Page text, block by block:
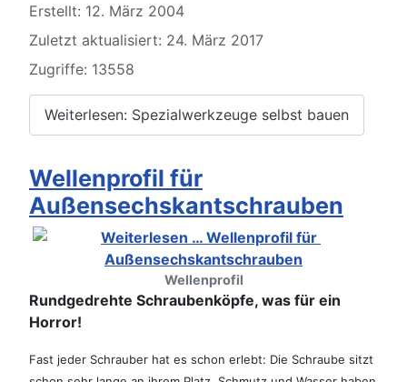
Erstellt: 12. März 2004
Zuletzt aktualisiert: 24. März 2017
Zugriffe: 13558
Weiterlesen: Spezialwerkzeuge selbst bauen
Wellenprofil für
Außensechskantschrauben
Wellenprofil
Rundgedrehte Schraubenköpfe, was für ein
Horror!
Fast jeder Schrauber hat es schon erlebt: Die Schraube sitzt